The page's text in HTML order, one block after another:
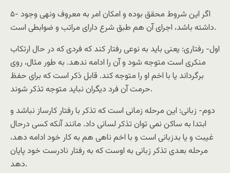
۵- اگر اين شروط محقق بوده و امکان امر به معروف ونهی وجود
داشته باشد، اجرای آن هم طبق شرع دارای مراتب و ضوابطی است.
اول- رفتاری: يعنی بايد به نوعی رفتار کند که فردی که در حال ارتکاب
منکری است متوجه شود و آن را ادامه ندهد. به طور مثال، روی
برگرداند يا با اخم او را متوجه کند. قابل ذکر است که برای حفظ
حرمت آن فرد ديگران نبايد متوجه تذکر شوند.
دوم- زبانی: اين مرحله زمانی است که تذکر با رفتار کارساز نباشد و
ابتدا به ساکن نمی توان تذکر لسانی داد. مانند آنکه کسی درحال
غيبت و يا بدزبانی است و با اخم ناهی هم به کار خود ادامه دهد،
مرحله بعدی تذکر زبانی به اوست که به رفتار نادرست خود پايان
دهد.